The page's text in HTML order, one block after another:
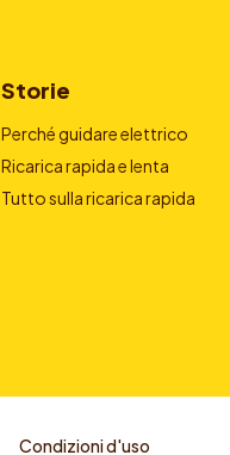
Storie
Perché guidare elettrico
Ricarica rapida e lenta
Tutto sulla ricarica rapida
Condizioni d'uso